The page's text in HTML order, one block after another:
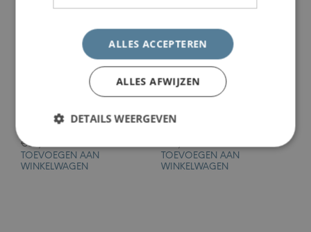
Boretti Rapidfire
Brikettenstarter
€34,95
TOEVOEGEN AAN
WINKELWAGEN
Boretti Pizza Stone
TOEVOEGEN AAN
WINKELWAGEN
ALLES ACCEPTEREN
ALLES AFWIJZEN
DETAILS WEERGEVEN